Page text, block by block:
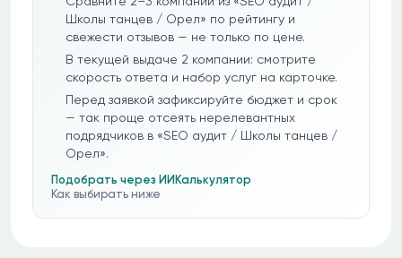
Школы танцев / Орел» по рейтингу и
свежести отзывов — не только по цене.
В текущей выдаче 2 компании: смотрите
скорость ответа и набор услуг на карточке.
Перед заявкой зафиксируйте бюджет и срок
— так проще отсеять нерелевантных
подрядчиков в «SEO аудит / Школы танцев /
Орел».
Подобрать через ИИ Калькулятор
Как выбирать ниже